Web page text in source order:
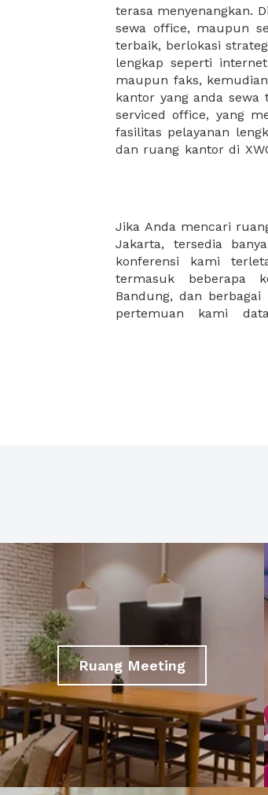
terasa menyenangkan.
sewa office, maupun
terbaik, berlokasi
lengkap seperti
maupun faks,
kantor yang anda
serviced office, yang
fasilitas pelayanan
dan ruang kantor di
Perusahaan, Surat
pendirian PT maupun
Sewa ruang kantor
kantor Anda, karena
sewa, kemudian Anda
kantor Anda,
kantor terbaik Anda,
Jika Anda mencari
Jakarta, tersedia
konferensi kami
termasuk beberapa
Bandung, dan
pertemuan kami
semuanya dilengkapi
ramah untuk tidak
kami memastikan anda
Ruang Meeting